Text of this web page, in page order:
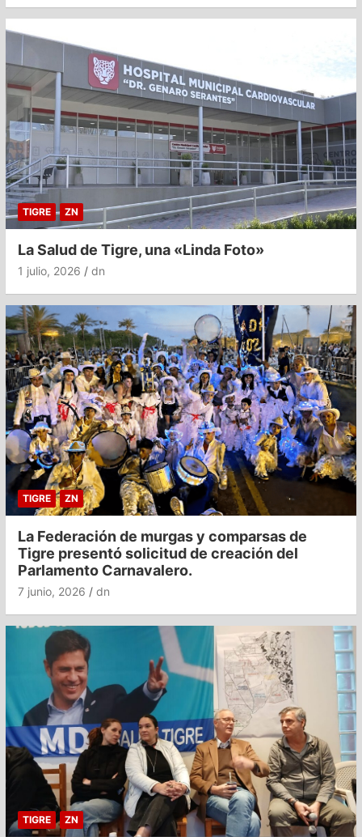
TIGRE ZN
La Salud de Tigre, una «Linda Foto»
1 julio, 2026 dn
TIGRE ZN
La Federación de murgas y comparsas de
Tigre presentó solicitud de creación del
Parlamento Carnavalero.
7 junio, 2026 dn
TIGRE ZN